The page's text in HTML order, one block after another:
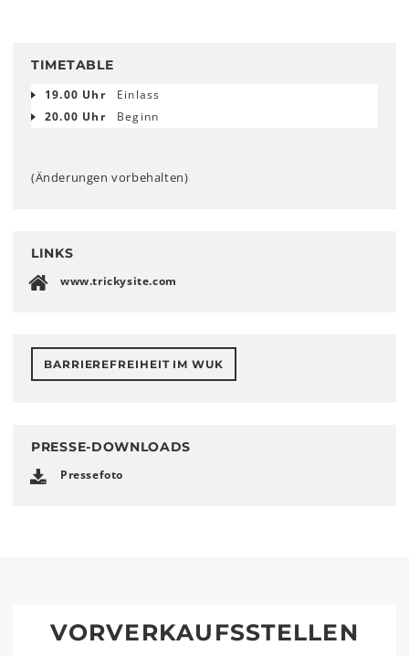
TIMETABLE
19.00 Uhr
Einlass
20.00 Uhr
Beginn
(Änderungen vorbehalten)
LINKS
www.trickysite.com
BARRIEREFREIHEIT IM WUK
PRESSE-DOWNLOADS
Pressefoto
VORVERKAUFSSTELLEN